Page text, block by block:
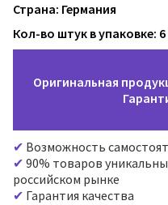
Страна: Германия
Кол-во штук в упаковке: 6
Оригинальная
Возможность
90% товаров
российском рынке
Гарантия качества